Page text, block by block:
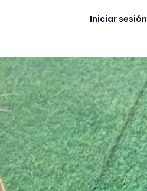
Iniciar sesión